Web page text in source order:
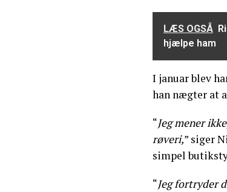
LÆS OGSÅ
hjælpe ham
I januar blev
han nægter at
“Jeg mener
røveri,” siger
simpel
“Jeg fortryder